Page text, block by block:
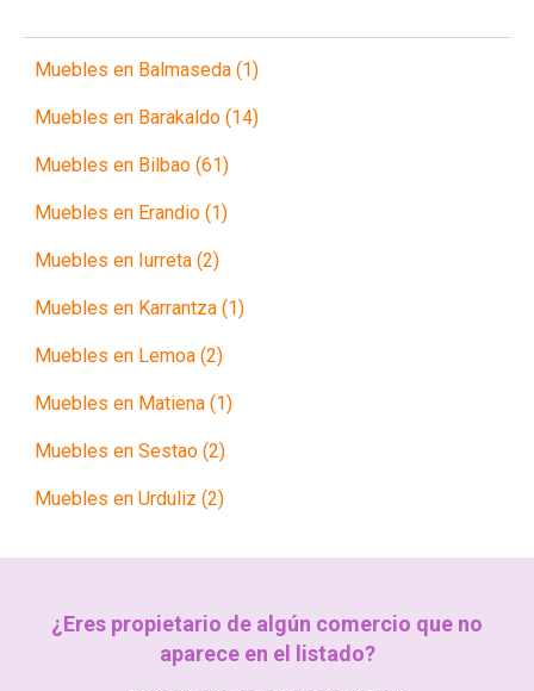
Muebles en Balmaseda (1)
Muebles en Barakaldo (14)
Muebles en Bilbao (61)
Muebles en Erandio (1)
Muebles en Iurreta (2)
Muebles en Karrantza (1)
Muebles en Lemoa (2)
Muebles en Matiena (1)
Muebles en Sestao (2)
Muebles en Urduliz (2)
¿Eres propietario de algún comercio que no
aparece en el listado?